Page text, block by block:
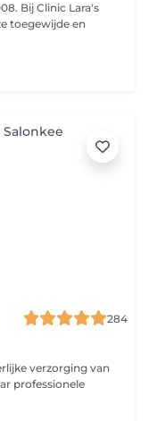
Bij Clinic Lara's
toegewijde en
284